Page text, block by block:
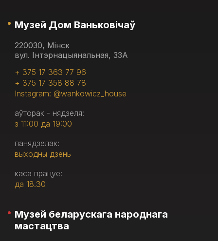
Музей Дом Ваньковічаў
220030, Мінск
вул. Інтэрнацыянальная, 33А
+ 375 17 363 77 96
+ 375 17 358 88 78
Instagram: @wankowicz_house
аўторак - нядзеля:
з 11:00 да 19:00
панядзелак:
выходны дзень
каса працуе:
да 18.30
Музей беларускага народнага
мастацтва